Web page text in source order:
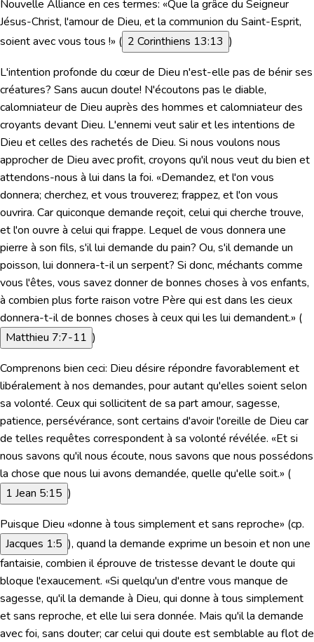
Nouvelle Alliance en ces termes: «Que la grâce du Seigneur
Jésus-Christ, l'amour de Dieu, et la communion du Saint-Esprit,
soient avec vous tous !» ( 2 Corinthiens 13:13 )
L'intention profonde du cœur de Dieu n'est-elle pas de bénir ses
créatures? Sans aucun doute! N'écoutons pas le diable,
calomniateur de Dieu auprès des hommes et calomniateur des
croyants devant Dieu. L'ennemi veut salir et les intentions de
Dieu et celles des rachetés de Dieu. Si nous voulons nous
approcher de Dieu avec profit, croyons qu'il nous veut du bien et
attendons-nous à lui dans la foi. «Demandez, et l'on vous
donnera; cherchez, et vous trouverez; frappez, et l'on vous
ouvrira. Car quiconque demande reçoit, celui qui cherche trouve,
et l'on ouvre à celui qui frappe. Lequel de vous donnera une
pierre à son fils, s'il lui demande du pain? Ou, s'il demande un
poisson, lui donnera-t-il un serpent? Si donc, méchants comme
vous l'êtes, vous savez donner de bonnes choses à vos enfants,
à combien plus forte raison votre Père qui est dans les cieux
donnera-t-il de bonnes choses à ceux qui les lui demandent.» (
Matthieu 7:7-11 )
Comprenons bien ceci: Dieu désire répondre favorablement et
libéralement à nos demandes, pour autant qu'elles soient selon
sa volonté. Ceux qui sollicitent de sa part amour, sagesse,
patience, persévérance, sont certains d'avoir l'oreille de Dieu car
de telles requêtes correspondent à sa volonté révélée. «Et si
nous savons qu'il nous écoute, nous savons que nous possédons
la chose que nous lui avons demandée, quelle qu'elle soit.» (
1 Jean 5:15 )
Puisque Dieu «donne à tous simplement et sans reproche» (cp.
Jacques 1:5 ), quand la demande exprime un besoin et non une
fantaisie, combien il éprouve de tristesse devant le doute qui
bloque l'exaucement. «Si quelqu'un d'entre vous manque de
sagesse, qu'il la demande à Dieu, qui donne à tous simplement
et sans reproche, et elle lui sera donnée. Mais qu'il la demande
avec foi, sans douter; car celui qui doute est semblable au flot de